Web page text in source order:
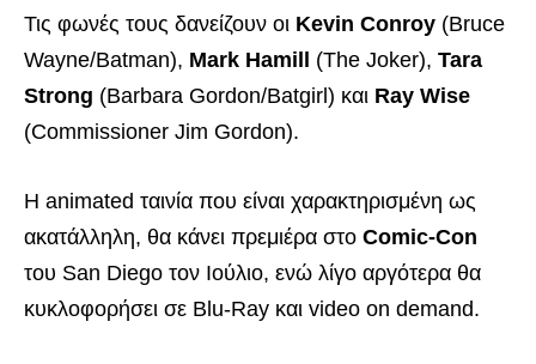
Τις φωνές τους δανείζουν οι Kevin Conroy (Bruce
Wayne/Batman), Mark Hamill (The Joker), Tara
Strong (Barbara Gordon/Batgirl) και Ray Wise
(Commissioner Jim Gordon).
Η animated ταινία που είναι χαρακτηρισμένη ως
ακατάλληλη, θα κάνει πρεμιέρα στο Comic-Con
του San Diego τον Ιούλιο, ενώ λίγο αργότερα θα
κυκλοφορήσει σε Blu-Ray και video on demand.